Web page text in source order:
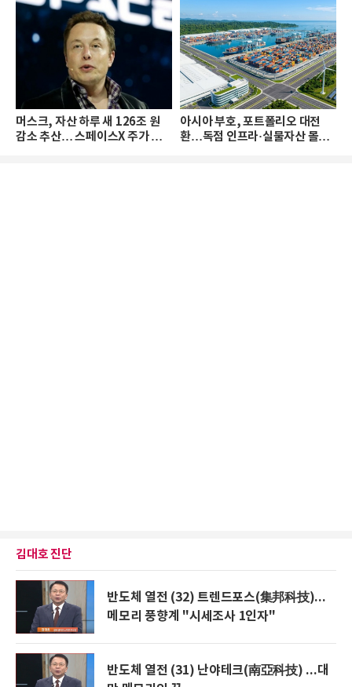
머스크, 자산 하루 새 126조 원
감소 추산… 스페이스X 주가 하
아시아 부호, 포트폴리오 대전
환…독점 인프라·실물자산 몰린
김대호 진단
반도체 열전 (32) 트렌드포스(集邦科技)...
메모리 풍향계 "시세조사 1인자"
반도체 열전 (31) 난야테크(南亞科技) ...대